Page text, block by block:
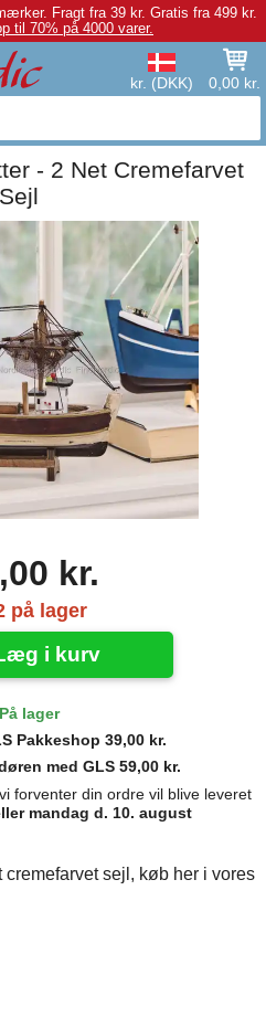
Fragt fra 39 kr. Gratis fra 499 kr.
til 70% på 4000 varer.
kr. (DKK) 0,00 kr.
- 2 Net Cremefarvet
Sejl
kr.
på lager
i kurv
På lager
Pakkeshop 39,00 kr.
med GLS 59,00 kr.
forventer din ordre vil blive leveret
mandag d. 10. august
cremefarvet sejl, køb her i vores